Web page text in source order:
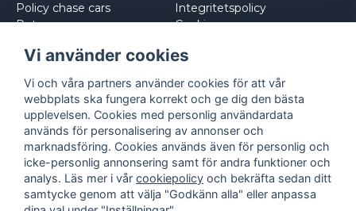
Policy chase cars
Returnera
Integritetspolicy
Cookies
Vi använder cookies
Vi och våra partners använder cookies för att vår
webbplats ska fungera korrekt och ge dig den bästa
upplevelsen. Cookies med personlig användardata
används för personalisering av annonser och
marknadsföring. Cookies används även för personlig och
icke-personlig annonsering samt för andra funktioner och
analys. Läs mer i vår cookiepolicy och bekräfta sedan ditt
samtycke genom att välja "Godkänn alla" eller anpassa